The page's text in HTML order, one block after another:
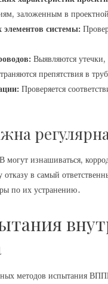
заложенным в
элементов системы:
Выявляются
препятствия в
Проверяется
изнашиваться,
в самый
по их устранению․
методов испытания